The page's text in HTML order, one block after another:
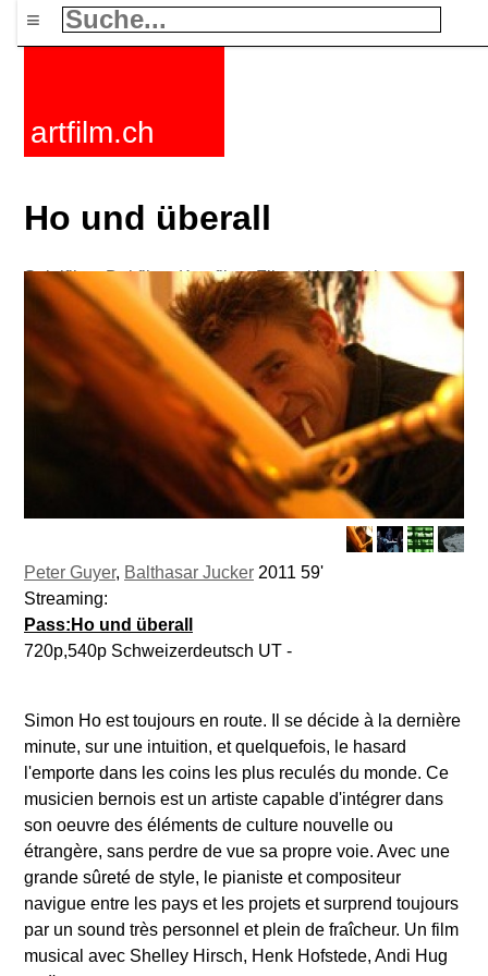
≡
artfilm.ch
Ho und überall
Peter Guyer, Balthasar Jucker 2011 59'
Streaming:
Pass:Ho und überall
720p,540p Schweizerdeutsch UT -
Simon Ho est toujours en route. Il se décide à la dernière
minute, sur une intuition, et quelquefois, le hasard
l'emporte dans les coins les plus reculés du monde. Ce
musicien bernois est un artiste capable d'intégrer dans
son oeuvre des éléments de culture nouvelle ou
étrangère, sans perdre de vue sa propre voie. Avec une
grande sûreté de style, le pianiste et compositeur
navigue entre les pays et les projets et surprend toujours
par un sound très personnel et plein de fraîcheur. Un film
musical avec Shelley Hirsch, Henk Hofstede, Andi Hug
Spielfilme Dokfilme Kurzfilme Filmzyklen Stichworte
Nachrichten
F-Rated FAQ Kontakt Maillist
Warenkorb
KaufenAktivierenAbo